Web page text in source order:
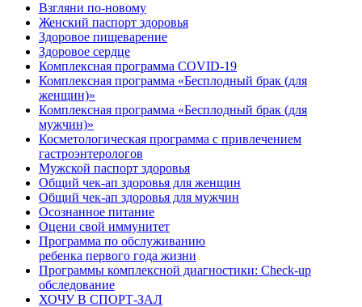
Взгляни по-новому
Женский паспорт здоровья
Здоровое пищеварение
Здоровое сердце
Комплексная программа COVID-19
Комплексная программа «Бесплодный брак (для
женщин)»
Комплексная программа «Бесплодный брак (для
мужчин)»
Косметологическая программа с привлечением
гастроэнтерологов
Мужской паспорт здоровья
Общий чек-ап здоровья для женщин
Общий чек-ап здоровья для мужчин
Осознанное питание
Оцени свой иммунитет
Программа по обслуживанию
ребенка первого года жизни
Программы комплексной диагностики: Check-up
обследование
ХОЧУ В CПОРТ-ЗАЛ